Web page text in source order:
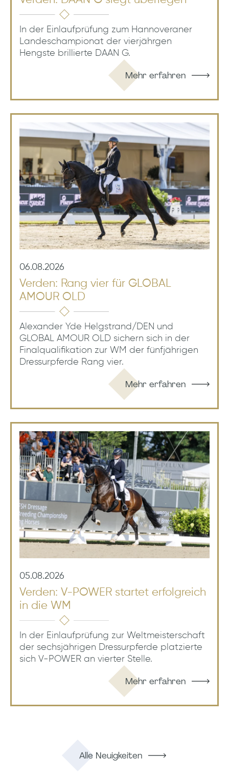
In der Einlaufprüfung zum Hannoveraner
Landeschampionat der vierjährgen
Hengste brillierte DAAN G.
Mehr erfahren
06.08.2026
Verden: Rang vier für GLOBAL
AMOUR OLD
Alexander Yde Helgstrand/DEN und
GLOBAL AMOUR OLD sichern sich in der
Finalqualifikation zur WM der fünfjährigen
Dressurpferde Rang vier.
Mehr erfahren
05.08.2026
Verden: V-POWER startet erfolgreich
in die WM
In der Einlaufprüfung zur Weltmeisterschaft
der sechsjährigen Dressurpferde platzierte
sich V-POWER an vierter Stelle.
Mehr erfahren
Alle Neuigkeiten